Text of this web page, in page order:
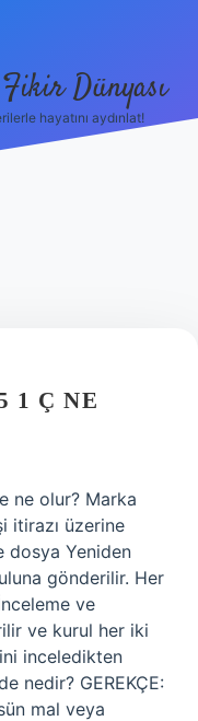
Dünyası
hayatını aydınlat!
1 Ç NE
ne olur? Marka
itirazı üzerine
dosya Yeniden
gönderilir. Her
ve
ve kurul her iki
inceledikten
nedir? GEREKÇE:
mal veya